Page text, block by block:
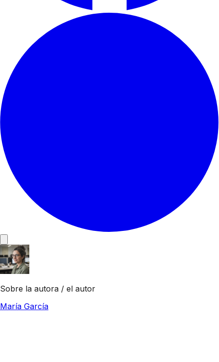
Sobre la autora / el autor
María García